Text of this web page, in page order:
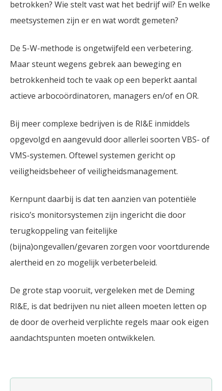
betrokken? Wie stelt vast wat het bedrijf wil? En welke
meetsystemen zijn er en wat wordt gemeten?
De 5-W-methode is ongetwijfeld een verbetering.
Maar steunt wegens gebrek aan beweging en
betrokkenheid toch te vaak op een beperkt aantal
actieve arbocoördinatoren, managers en/of en OR.
Bij meer complexe bedrijven is de RI&E inmiddels
opgevolgd en aangevuld door allerlei soorten VBS- of
VMS-systemen. Oftewel systemen gericht op
veiligheidsbeheer of veiligheidsmanagement.
Kernpunt daarbij is dat ten aanzien van potentiële
risico’s monitorsystemen zijn ingericht die door
terugkoppeling van feitelijke
(bijna)ongevallen/gevaren zorgen voor voortdurende
alertheid en zo mogelijk verbeterbeleid.
De grote stap vooruit, vergeleken met de Deming
RI&E, is dat bedrijven nu niet alleen moeten letten op
de door de overheid verplichte regels maar ook eigen
aandachtspunten moeten ontwikkelen.